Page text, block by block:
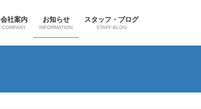
会社案内
COMPANY
お知らせ
INFORMATION
スタッフ・ブログ
STAFF-BLOG